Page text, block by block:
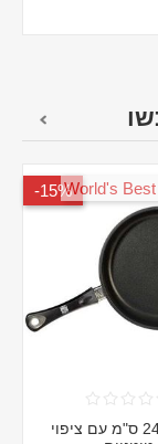
15%-
מחבת 24 ס"מ עם ציפוי